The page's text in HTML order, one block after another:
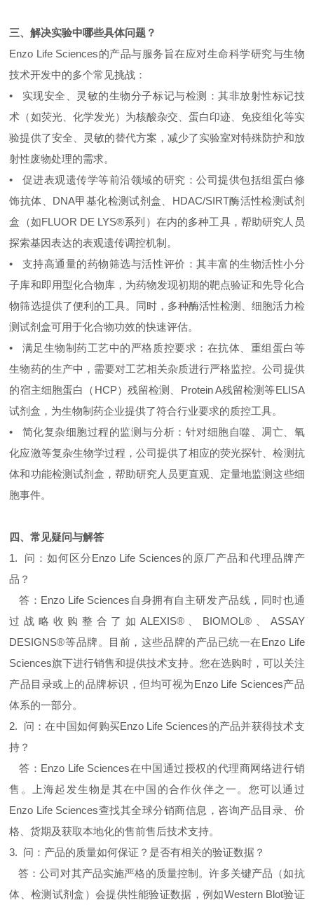
三、解决实验中哪些具体问题？
Enzo Life Sciences的产品与服务旨在应对生命科学研究与生物
技术开发中的多个常见挑战：
• 实现安全、灵敏的生物分子标记与检测：其非放射性标记技
术（如荧光、化学发光）为核酸杂交、蛋白印迹、免疫组化等实
验提供了安全、灵敏的替代方案，减少了实验室对特殊防护和放
射性废物处理的需求。
• 促进表观遗传学等前沿领域的研究：公司提供包括组蛋白修
饰抗体、DNA甲基化检测试剂盒、HDAC/SIRT酶活性检测试剂
盒（如FLUOR DE LYS®系列）在内的多种工具，帮助研究人员
探索基因表达的表观遗传调控机制。
• 支持高通量的药物筛选与活性评价：其丰富的生物活性小分
子库和即用型化合物库，为药物发现初期的靶点验证和先导化合
物筛选提供了便利的工具。同时，多种酶活性检测、细胞活力检
测试剂盒可用于化合物功效的快速评估。
• 满足生物制药工艺中的严格质控要求：在抗体、重组蛋白等
生物药的生产中，需要对工艺相关杂质进行严格监控。公司提供
的宿主细胞蛋白（HCP）残留检测、Protein A残留检测等ELISA
试剂盒，为生物制药企业提供了符合行业要求的质控工具。
• 简化复杂细胞过程的监测与分析：针对细胞自噬、凋亡、氧
化应激等复杂生物学过程，公司提供了相应的荧光探针、检测抗
体和功能检测试剂盒，帮助研究人员更直观、定量地监测这些细
胞事件。
四、常见疑问与解答
1. 问：如何区分Enzo Life Sciences的原厂产品和代理品牌产
品？
答：Enzo Life Sciences自身拥有自主研发产品线，同时也通
过战略收购整合了如ALEXIS®、BIOMOL®、ASSAY
DESIGNS®等品牌。目前，这些品牌的产品已统一在Enzo Life
Sciences旗下进行销售和提供技术支持。您在选购时，可以关注
产品目录或上的品牌标识，但均可视为Enzo Life Sciences产品
体系的一部分。
2. 问：在中国如何购买Enzo Life Sciences的产品并获得技术支
持？
答：Enzo Life Sciences在中国通过授权的代理商网络进行销
售。上海起发生物是其在中国的合作伙伴之一。您可以通过
Enzo Life Sciences查找其全球分销商信息，咨询产品目录、价
格、货期及获取本地化的售前售后技术支持。
3. 问：产品的质量如何保证？是否有相关的验证数据？
答：公司对其产品实施严格的质量控制。许多关键产品（如抗
体、检测试剂盒）会提供性能验证数据，例如Western Blot验证